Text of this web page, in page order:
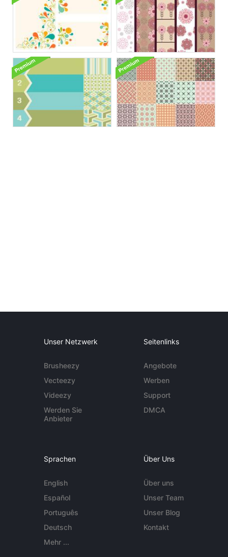
Unser Netzwerk
Brusheezy
Vecteezy
Videezy
Werden Sie
Anbieter
Seitenlinks
Angebote
Werben
Support
DMCA
Sprachen
English
Español
Português
Deutsch
Mehr ...
Über Uns
Über uns
Unser Team
Unser Blog
Kontakt